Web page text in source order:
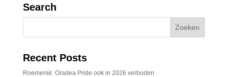
Search
Recent Posts
Roemenië: Oradea Pride ook in 2026 verboden